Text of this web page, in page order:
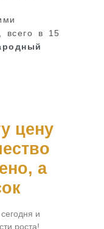
всего в 15
цену
а
и
роста!